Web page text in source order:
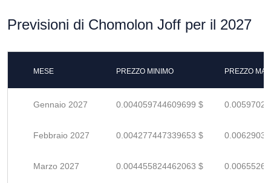
Previsioni di Chomolon Joff per il 2027
MESE PREZZO MINIMO PREZZO
Gennaio 2027 0.004059744609699 $
Febbraio 2027 0.004277447339653 $
Marzo 2027 0.004455824462063 $